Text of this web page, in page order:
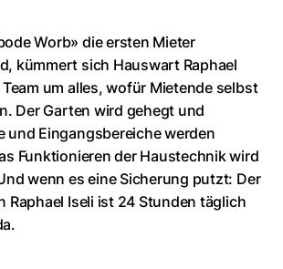
Worb» die ersten Mieter
kümmert sich Hauswart Raphael
um alles, wofür Mietende selbst
Der Garten wird gehegt und
und Eingangsbereiche werden
Funktionieren der Haustechnik wird
wenn es eine Sicherung putzt: Der
Raphael Iseli ist 24 Stunden täglich